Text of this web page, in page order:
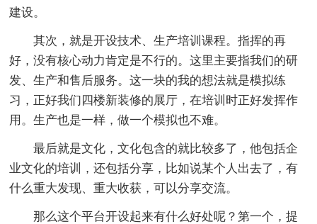
建设。
其次，就是开设技术、生产培训课程。指挥的再
好，没有核心动力肯定是不行的。这里主要指我们的研
发、生产和售后服务。这一块的我的想法就是模拟练
习，正好我们四楼新装修的展厅，在培训时正好发挥作
用。生产也是一样，做一个模拟也不难。
最后就是文化，文化包含的就比较多了，他包括企
业文化的培训，还包括分享，比如说某个人出去了，有
什么重大发现、重大收获，可以分享交流。
那么这个平台开设起来有什么好处呢？第一个，提